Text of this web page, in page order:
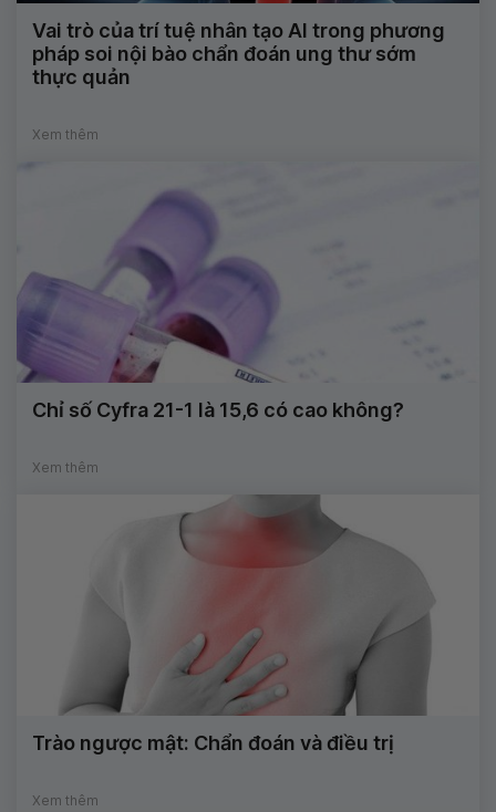
Vai trò của trí tuệ nhân tạo AI trong phương
pháp soi nội bào chẩn đoán ung thư sớm
thực quản
Xem thêm
Chỉ số Cyfra 21-1 là 15,6 có cao không?
Xem thêm
Trào ngược mật: Chẩn đoán và điều trị
Xem thêm